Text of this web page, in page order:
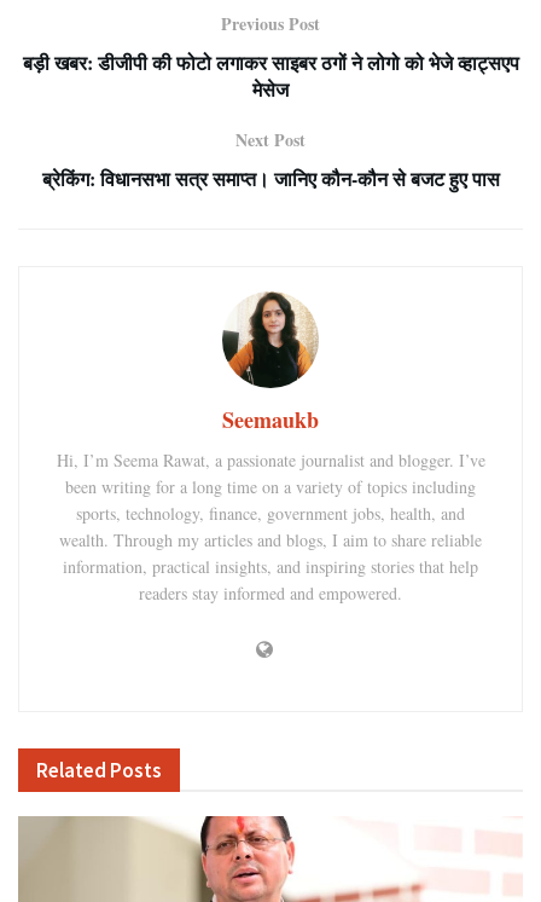
Previous Post
बड़ी खबर: डीजीपी की फोटो लगाकर साइबर ठगों ने लोगो को भेजे व्हाट्सएप
मेसेज
Next Post
ब्रेकिंग: विधानसभा सत्र समाप्त। जानिए कौन-कौन से बजट हुए पास
Seemaukb
Hi, I’m Seema Rawat, a passionate journalist and blogger. I’ve
been writing for a long time on a variety of topics including
sports, technology, finance, government jobs, health, and
wealth. Through my articles and blogs, I aim to share reliable
information, practical insights, and inspiring stories that help
readers stay informed and empowered.
Related Posts